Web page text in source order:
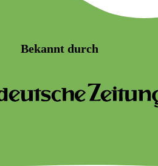
Bekannt durch